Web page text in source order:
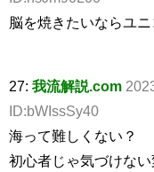
脳を焼きたいならユ
27: 我流解説.com
ID:bWIssSy40
海って難しくない？
初心者じゃ気づけな